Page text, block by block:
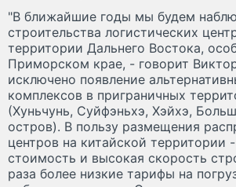
"В ближайшие годы мы будем
строительства логистических
территории Дальнего Востока,
Приморском крае, - говорит
исключено появление
комплексов в приграничных
(Хуньчунь, Суйфэньхэ, Хэйхэ,
остров). В пользу размещения
центров на китайской территории
стоимость и высокая скорость
раза более низкие тарифы на